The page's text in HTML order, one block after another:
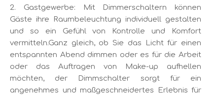
2. Gastgewerbe: Mit Dimmerschaltern können
Gäste ihre Raumbeleuchtung individuell gestalten
und so ein Gefühl von Kontrolle und Komfort
vermitteln.Ganz gleich, ob Sie das Licht für einen
entspannten Abend dimmen oder es für die Arbeit
oder das Auftragen von Make-up aufhellen
möchten, der Dimmschalter sorgt für ein
angenehmes und maßgeschneidertes Erlebnis für